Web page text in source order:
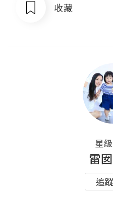
收藏
星
雷
追蹤